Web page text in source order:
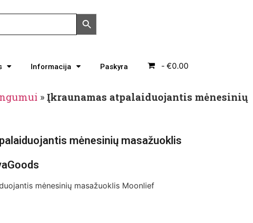
Informacija Paskyra €0.00
»Įkraunamas atpalaiduojantis mėnesinių
mėnesinių masažuoklis
mėnesinių masažuoklis Moonlief